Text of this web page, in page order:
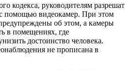
кодекса, руководителям разрешат
с помощью видеокамер. При этом
об этом, а камеры
в помещениях, где
достоинство человека.
не прописана в